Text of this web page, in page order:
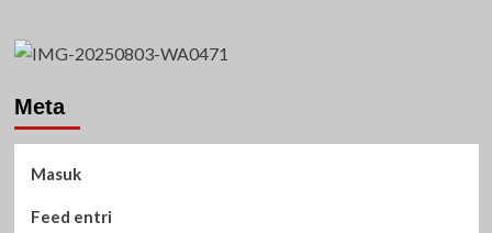
Meta
Masuk
Feed entri